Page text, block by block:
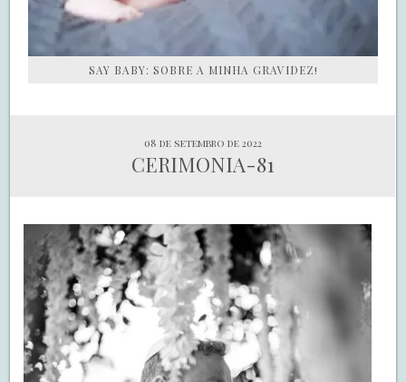
SAY BABY: SOBRE A MINHA GRAVIDEZ!
08 de setembro de 2022
CERIMONIA-81